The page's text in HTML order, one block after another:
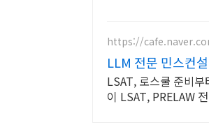
https://
LLM 전문 민스컨
LSAT, 로스쿨 준비
이 LSAT, PRELAW